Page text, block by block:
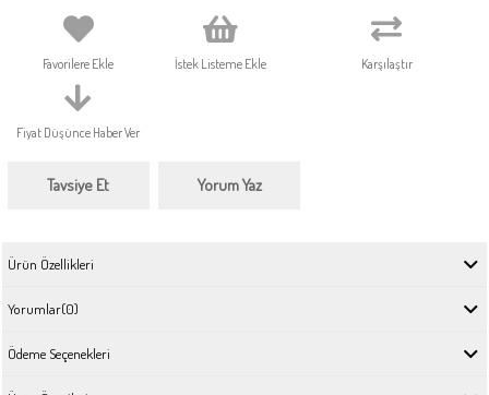
Favorilere Ekle İstek Listeme Ekle Karşılaştır
Fiyat Düşünce Haber Ver
Tavsiye Et Yorum Yaz
Ürün Özellikleri
Yorumlar(0)
Ödeme Seçenekleri